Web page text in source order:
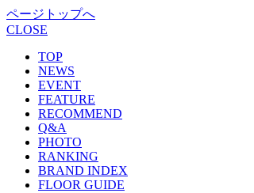
ページトップへ
CLOSE
TOP
NEWS
EVENT
FEATURE
RECOMMEND
Q&A
PHOTO
RANKING
BRAND INDEX
FLOOR GUIDE